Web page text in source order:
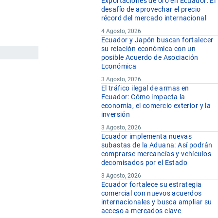
desafío de aprovechar el precio
récord del mercado internacional
4 Agosto, 2026
Ecuador y Japón buscan fortalecer
su relación económica con un
posible Acuerdo de Asociación
Económica
3 Agosto, 2026
El tráfico ilegal de armas en
Ecuador: Cómo impacta la
economía, el comercio exterior y la
inversión
3 Agosto, 2026
Ecuador implementa nuevas
subastas de la Aduana: Así podrán
comprarse mercancías y vehículos
decomisados por el Estado
3 Agosto, 2026
Ecuador fortalece su estrategia
comercial con nuevos acuerdos
internacionales y busca ampliar su
acceso a mercados clave